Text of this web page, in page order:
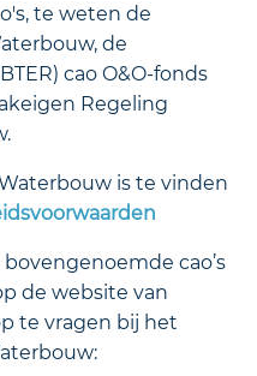
te weten de
de
cao O&O-fonds
Regeling
is te vinden
cao’s
de website van
te vragen bij het